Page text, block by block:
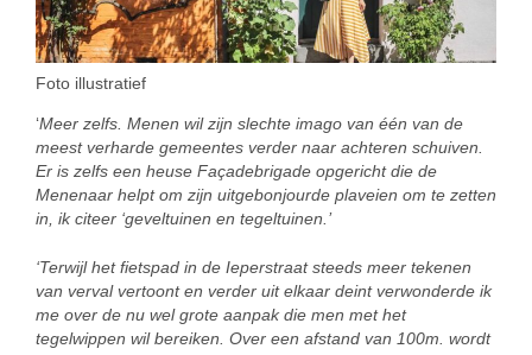
Foto illustratief
‘Meer zelfs. Menen wil zijn slechte imago van één van de
meest verharde gemeentes verder naar achteren schuiven.
Er is zelfs een heuse Façadebrigade opgericht die de
Menenaar helpt om zijn uitgebonjourde plaveien om te zetten
in, ik citeer ‘geveltuinen en tegeltuinen.’
‘Terwijl het fietspad in de Ieperstraat steeds meer tekenen
van verval vertoont en verder uit elkaar deint verwonderde ik
me over de nu wel grote aanpak die men met het
tegelwippen wil bereiken. Over een afstand van 100m. wordt